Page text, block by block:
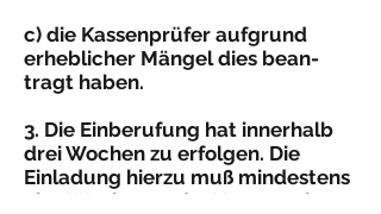
c) die Kassenprüfer aufgrund
erheblicher Mängel dies bean­
tragt haben.
3. Die Einberufung hat innerhalb
drei Wochen zu erfolgen. Die
Einladung hierzu muß mindestens
eine Woche vor der Versammlung